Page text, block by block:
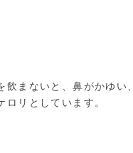
まないと、鼻がかゆい、
リとしています。